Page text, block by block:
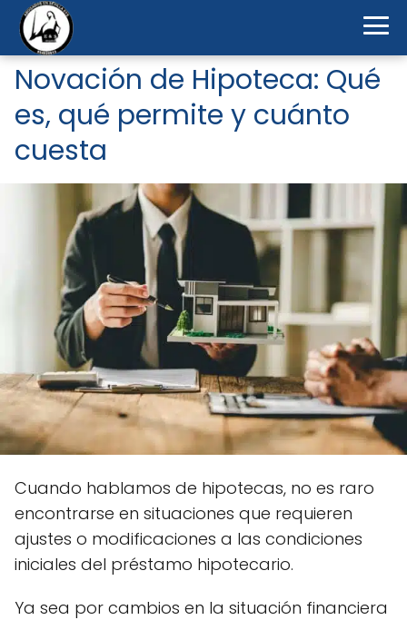
Novación de Hipoteca: Qué
es, qué permite y cuánto
cuesta
Cuando hablamos de hipotecas, no es raro
encontrarse en situaciones que requieren
ajustes o modificaciones a las condiciones
iniciales del préstamo hipotecario.
Ya sea por cambios en la situación financiera